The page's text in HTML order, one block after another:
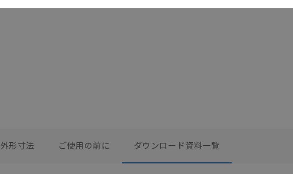
0 選択したファイルを一括ダウンロード
外形寸法 ご使用の前に ダウンロード資料一覧